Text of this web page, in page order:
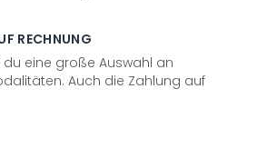
RECHNUNG
du eine große Auswahl an
Auch die Zahlung auf